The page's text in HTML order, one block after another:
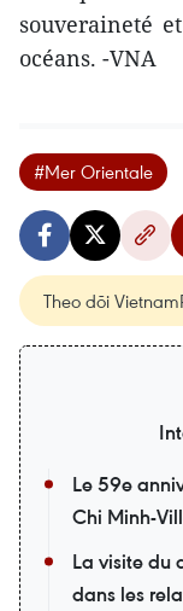
souveraineté
océans. -VNA
#Mer Orientale
Theo dõi
Le 59e
Chi Minh-
La visite du
dans les